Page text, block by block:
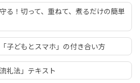
る！切って、重ねて、煮るだけの簡単
子どもとスマホ」の付き合い方
礼法」テキスト